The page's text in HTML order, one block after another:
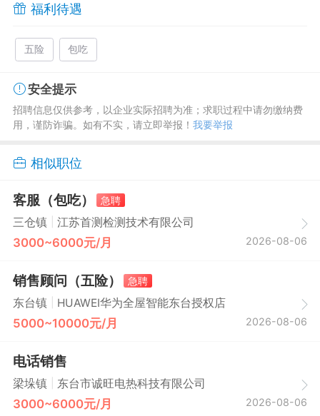
福利待遇
五险 包吃
安全提示
招聘信息仅供参考，以企业实际招聘为准；求职过程中请勿缴纳费
用，谨防诈骗。如有不实，请立即举报！ 我要举报
相似职位
客服（包吃）
急聘
三仓镇
江苏首测检测技术有限公司
3000~6000元/月 2026-08-06
销售顾问（五险）
急聘
东台镇
HUAWEI华为全屋智能东台授权店
5000~10000元/月 2026-08-06
电话销售
梁垛镇 东台市诚旺电热科技有限公司
3000~6000元/月 2026-08-06